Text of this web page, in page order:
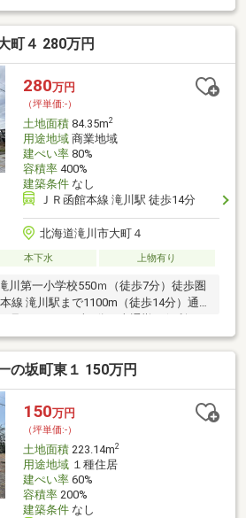
）・開西中学校まで1100ｍ（徒歩14
幸町店まで1100ｍ（徒歩14分）・マッ
2100ｍ（徒歩27分）・DZマート滝川朝
）・サツドラ滝川西店まで1700ｍ（徒
で400ｍ（徒歩5分）
町４ 280万円
280万円
（坪単価:-）
土地面積84.35m2
用途地域商業地域
建ぺい率80%
容積率400%
建築条件なし
ＪＲ函館本線 滝川駅 徒歩14分
北海道滝川市大町４
本下水 上物有り
川第一小学校550ｍ（徒歩7分）徒歩圏
線 滝川駅まで1100m（徒歩14分）通勤
（徒歩10分）遊具もあり、お散歩や散
施設】・ファミリーマート滝川大町4丁
・マックスバリュ滝川本町店まで
ドラッグ滝川本町店まで300m（徒歩4
まで68m（徒歩1分）・本町公園まで
立病院まで240m（徒歩3分）
の坂町東１ 150万円
150万円
（坪単価:-）
土地面積223.14m2
用途地域１種住居
建ぺい率60%
容積率200%
建築条件なし